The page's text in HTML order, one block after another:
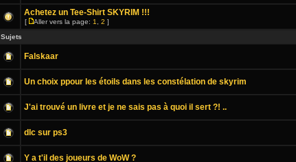
Achetez un Tee-Shirt SKYRIM !!!
[ Aller vers la page: 1 2 ]
Sujets
Falskaar
Un choix ppour les étoils dans les constélation de skyrim
J'ai trouvé un livre et je ne sais pas à quoi il sert ?! ..
dlc sur ps3
Y a t'il des joueurs de WoW ?